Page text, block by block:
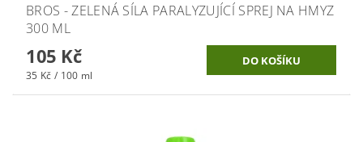
BROS - ZELENÁ SÍLA PARALYZUJÍCÍ SPREJ NA HMYZ
300 ML
105 Kč
35 Kč / 100 ml